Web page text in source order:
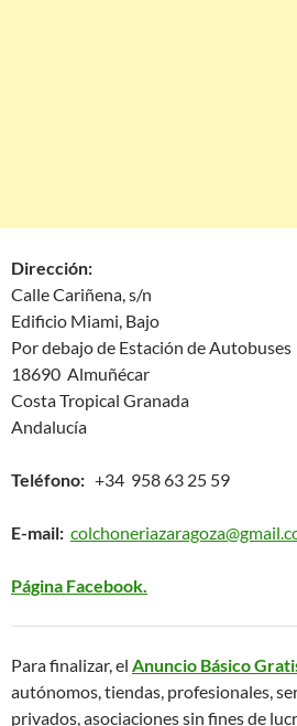
Dirección:
Calle Cariñena, s/n
Edificio Miami, Bajo
Por debajo de Estación de Autobuses
18690 Almuñécar
Costa Tropical Granada
Andalucía
Teléfono: +34 958 63 25 59
E-mail:
Página Facebook.
Para finalizar, el Anuncio Básico
autónomos, tiendas, profesionales,
privados, asociaciones sin fines de